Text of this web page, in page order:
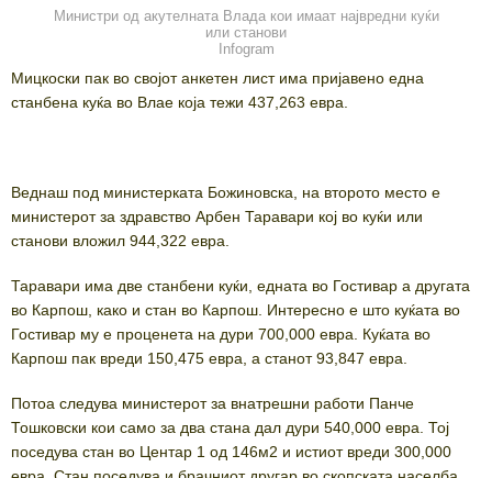
Министри од акутелната Влада кои имаат највредни куќи
или станови
Infogram
Мицкоски пак во својот анкетен лист има пријавено една
станбена куќа во Влае која тежи 437,263 евра.
Веднаш под министерката Божиновска, на второто место е
министерот за здравство Арбен Таравари кој во куќи или
станови вложил 944,322 евра.
Таравари има две станбени куќи, едната во Гостивар а другата
во Карпош, како и стан во Карпош. Интересно е што куќата во
Гостивар му е проценета на дури 700,000 евра. Куќата во
Карпош пак вреди 150,475 евра, а станот 93,847 евра.
Потоа следува министерот за внатрешни работи Панче
Тошковски кои само за два стана дал дури 540,000 евра. Тој
поседува стан во Центар 1 од 146м2 и истиот вреди 300,000